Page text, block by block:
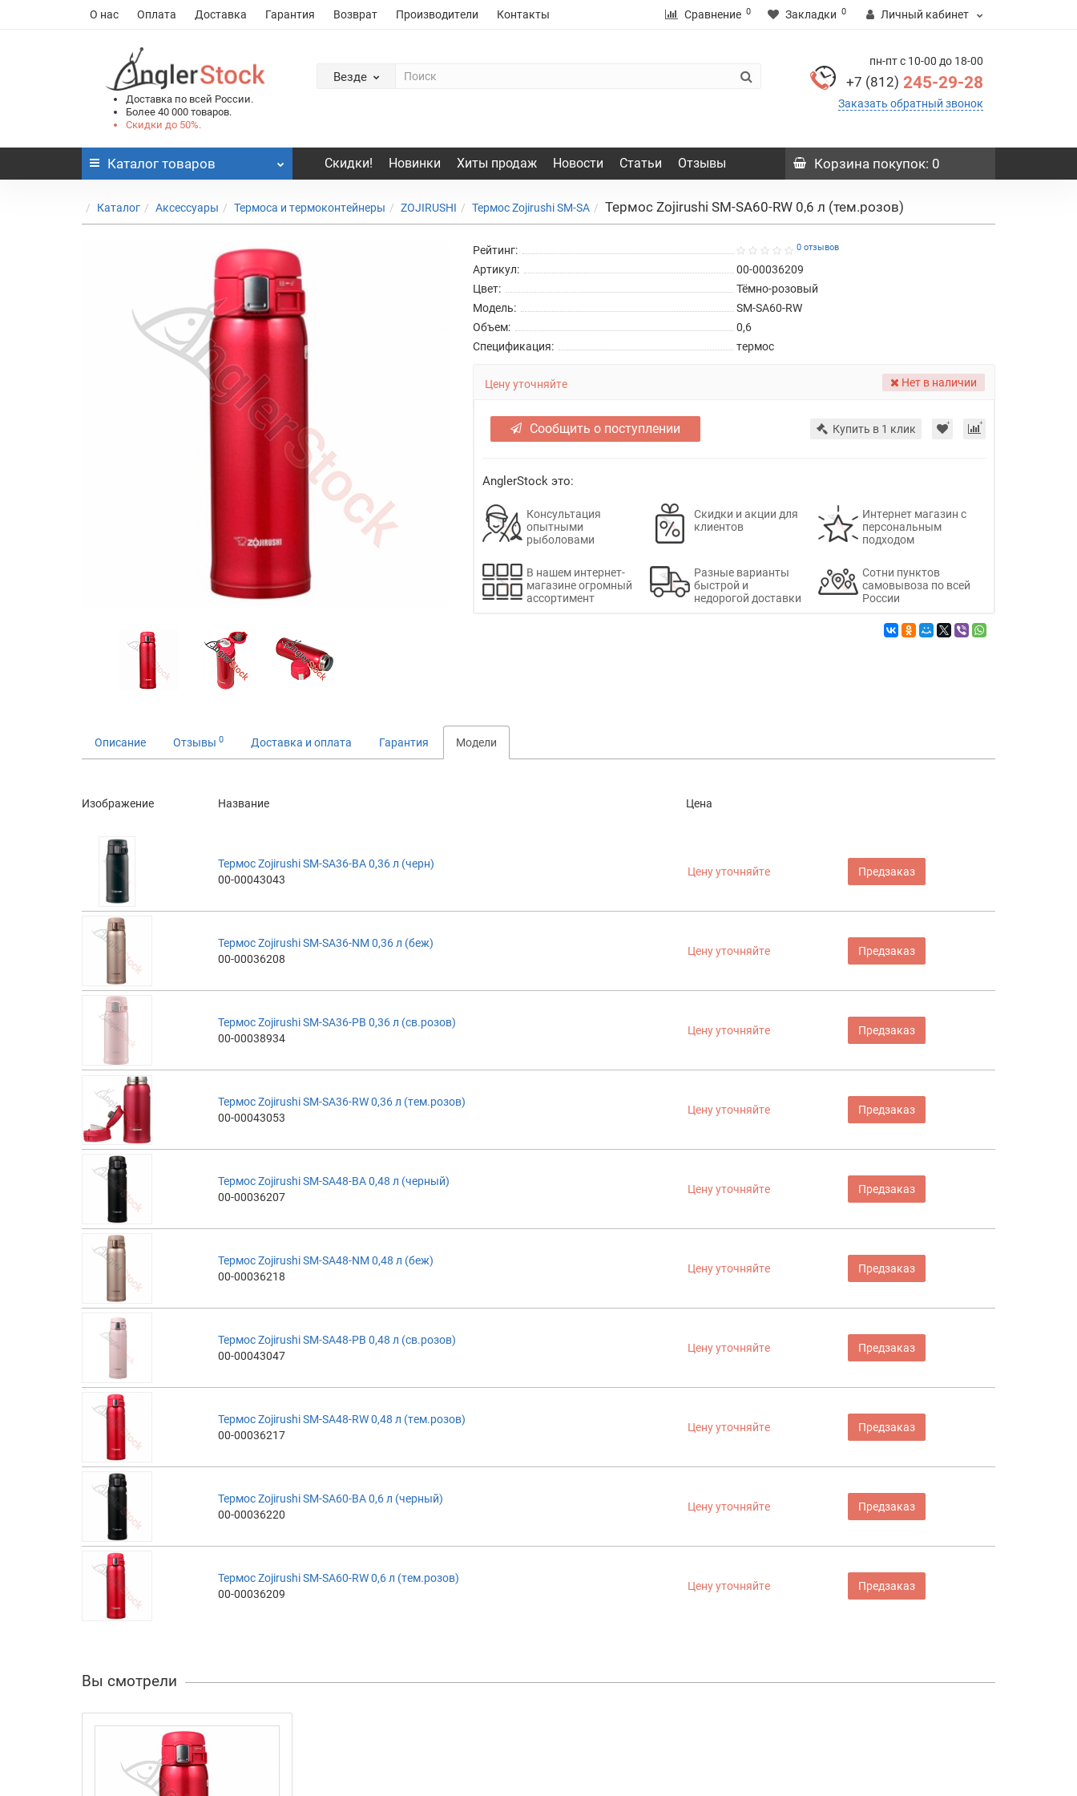
О нас Оплата Доставка Гарантия Возврат Производители Контакты Сравнение 0 Закладки 0 Личный кабинет
Доставка по всей России.
Более 40 000 товаров.
Скидки до 50%.
Везде
пн-пт с 10-00 до 18-00
+7 (812) 245-29-28
Заказать обратный звонок
Каталог товаров Скидки! Новинки Хиты продаж Новости Статьи Отзывы Корзина покупок: 0
Каталог Аксессуары Термоса и термоконтейнеры ZOJIRUSHI Термос Zojirushi SM-SA Термос Zojirushi SM-SA60-RW 0,6 л (тем.розов)
Рейтинг: 0 отзывов
Артикул:
00-00036209
Цвет:
Тёмно-розовый
Модель:
SM-SA60-RW
Объем:
0,6
Спецификация:
термос
Цену уточняйте Нет в наличии
Сообщить о поступлении Купить в 1 клик
AnglerStock это:
Консультация
опытными
рыболовами
Скидки и акции для
клиентов
Интернет магазин с
персональным
подходом
В нашем интернет-
магазине огромный
ассортимент
Разные варианты
быстрой и
недорогой доставки
Сотни пунктов
самовывоза по всей
России
Описание Отзывы 0 Доставка и оплата Гарантия Модели
Изображение Название Цена
Термос Zojirushi SM-SA36-BA 0,36 л (черн)
00-00043043
Цену уточняйте Предзаказ
Термос Zojirushi SM-SA36-NM 0,36 л (беж)
00-00036208
Цену уточняйте Предзаказ
Термос Zojirushi SM-SA36-PB 0,36 л (св.розов)
00-00038934
Цену уточняйте Предзаказ
Термос Zojirushi SM-SA36-RW 0,36 л (тем.розов)
00-00043053
Цену уточняйте Предзаказ
Термос Zojirushi SM-SA48-BA 0,48 л (черный)
00-00036207
Цену уточняйте Предзаказ
Термос Zojirushi SM-SA48-NM 0,48 л (беж)
00-00036218
Цену уточняйте Предзаказ
Термос Zojirushi SM-SA48-PB 0,48 л (св.розов)
00-00043047
Цену уточняйте Предзаказ
Термос Zojirushi SM-SA48-RW 0,48 л (тем.розов)
00-00036217
Цену уточняйте Предзаказ
Термос Zojirushi SM-SA60-BA 0,6 л (черный)
00-00036220
Цену уточняйте Предзаказ
Термос Zojirushi SM-SA60-RW 0,6 л (тем.розов)
00-00036209
Цену уточняйте Предзаказ
Вы смотрели